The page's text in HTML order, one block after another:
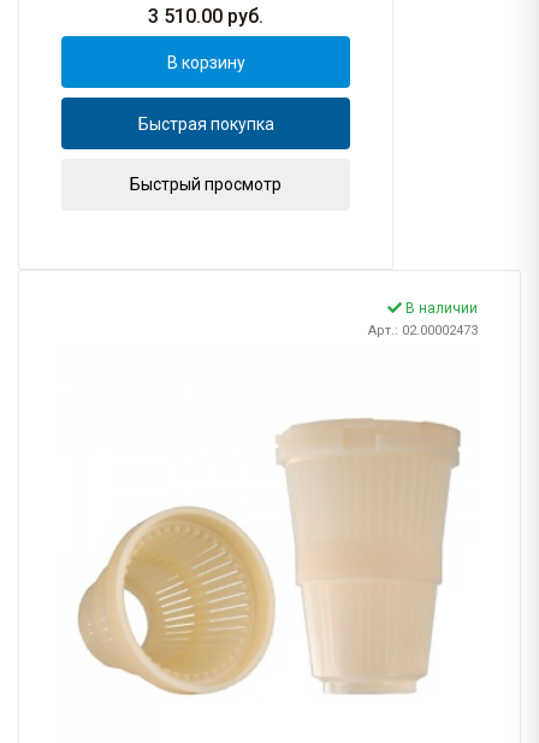
3 510.00 руб.
В корзину
Быстрая покупка
Быстрый просмотр
В наличии
Арт.: 02.00002473